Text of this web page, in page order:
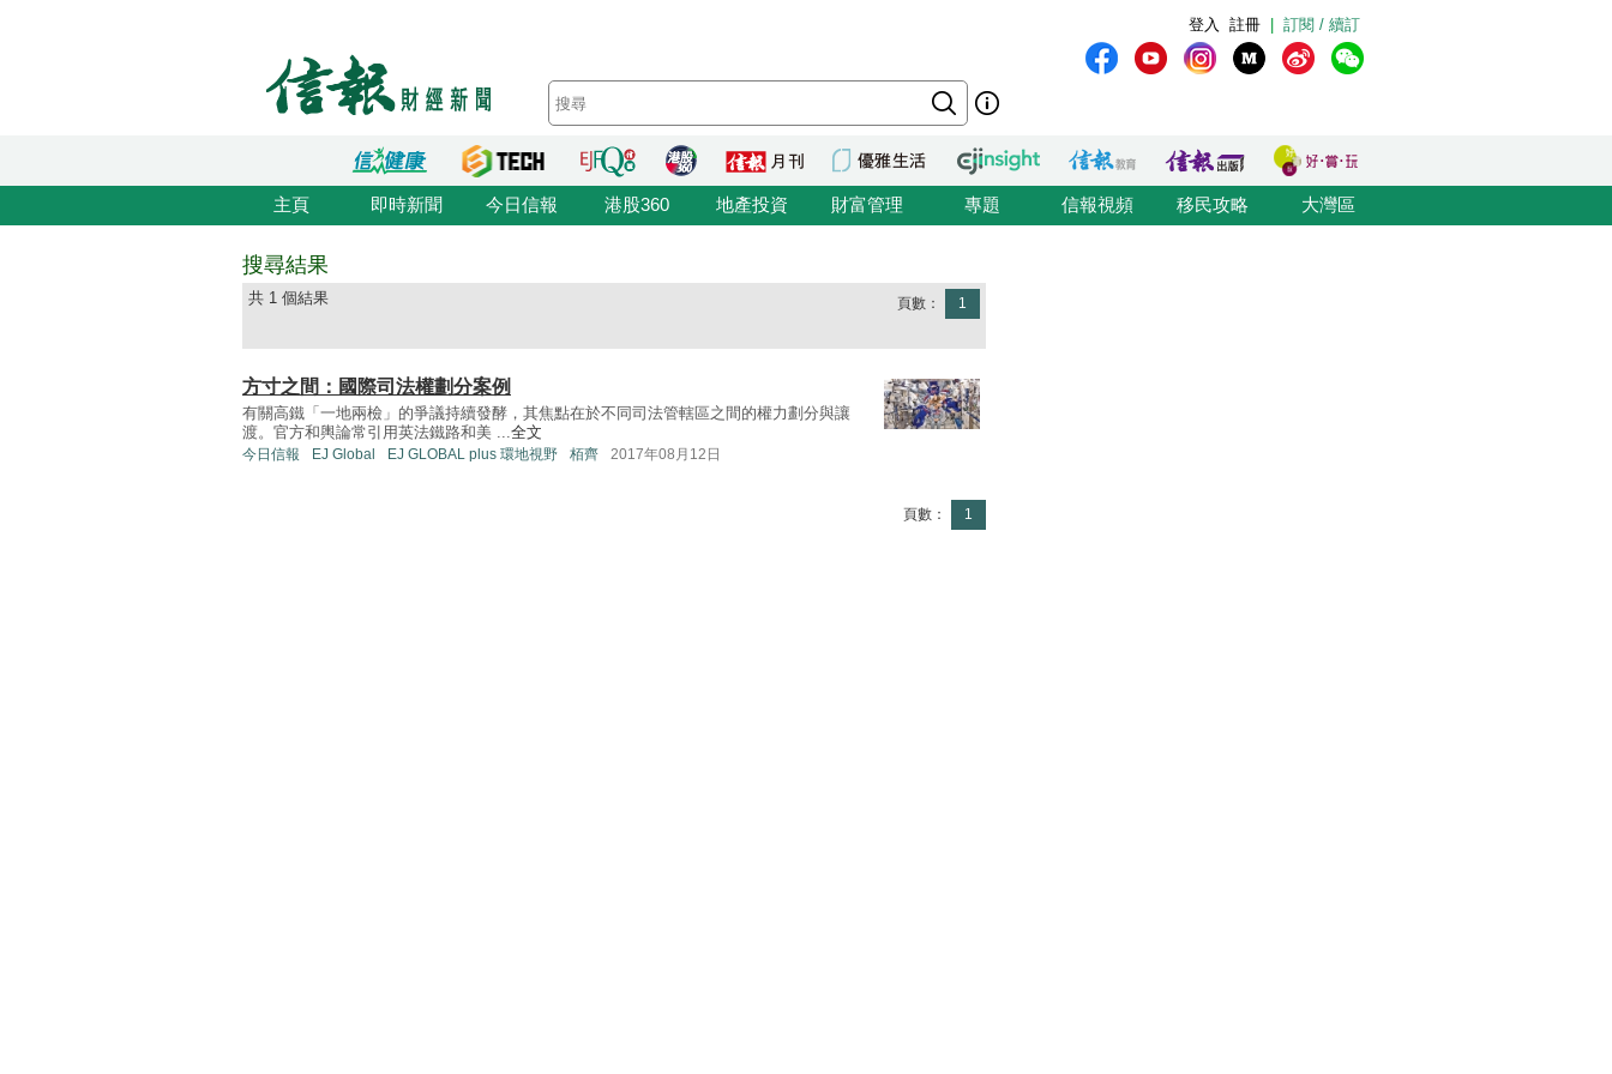
訂閱 / 續訂
註冊
登入
主頁 即時新聞 今日信報 港股360 地產投資 財富管理 專題 信報視頻 移民攻略 大灣區
搜尋結果
共 1 個結果 頁數： 1
方寸之間：國際司法權劃分案例
有關高鐵「一地兩檢」的爭議持續發酵，其焦點在於不同司法管轄區之間的權力劃分與讓
渡。官方和輿論常引用英法鐵路和美 ...全文
今日信報 EJ Global EJ GLOBAL plus 環地視野 栢齊 2017年08月12日
頁數： 1